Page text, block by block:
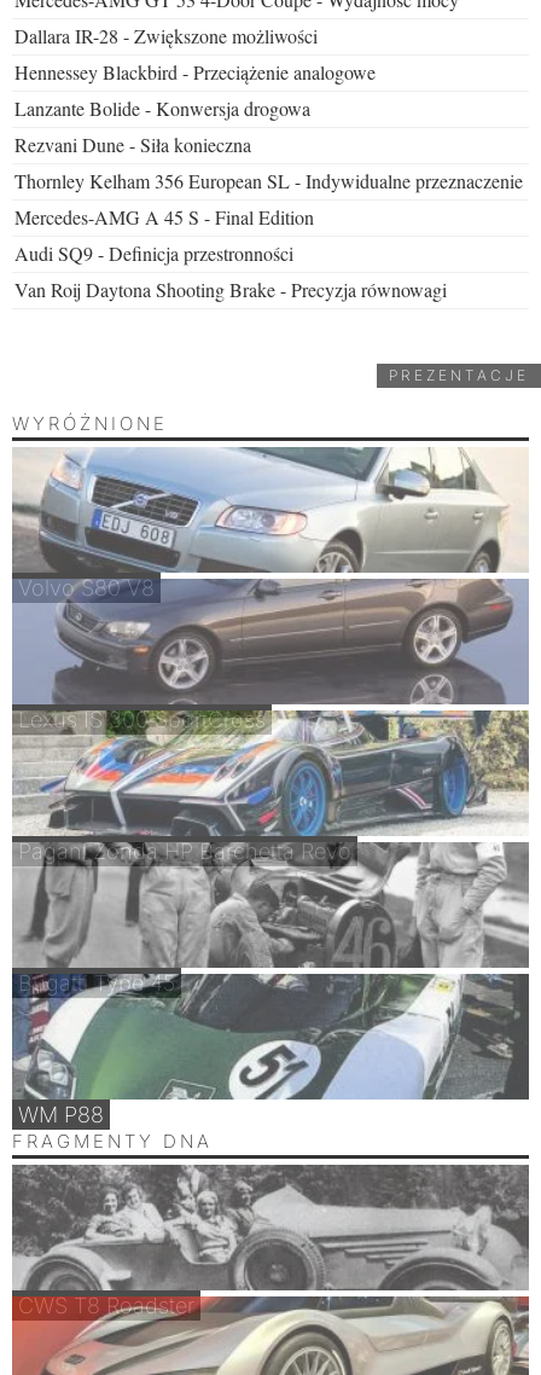
Dallara IR-28 - Zwiększone możliwości
Hennessey Blackbird - Przeciążenie analogowe
Lanzante Bolide - Konwersja drogowa
Rezvani Dune - Siła konieczna
Thornley Kelham 356 European SL - Indywidualne przeznaczenie
Mercedes-AMG A 45 S - Final Edition
Audi SQ9 - Definicja przestronności
Van Roij Daytona Shooting Brake - Precyzja równowagi
PREZENTACJE
WYRÓŻNIONE
Volvo S80 V8
Lexus IS 300 SportCross
Pagani Zonda HP Barchetta Revo
Bugatti Type 45
WM P88
FRAGMENTY DNA
CWS T8 Roadster